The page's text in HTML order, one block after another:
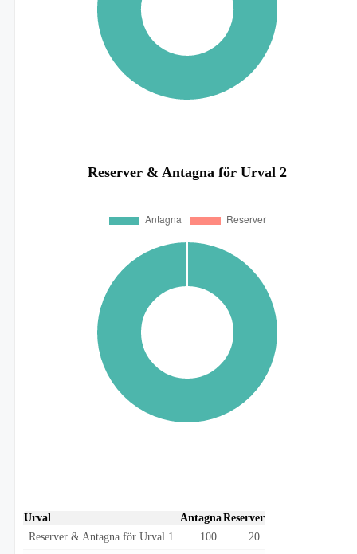
Reserver & Antagna för Urval 2
Urval AntagnaReserver
Reserver & Antagna för Urval 1
100 20